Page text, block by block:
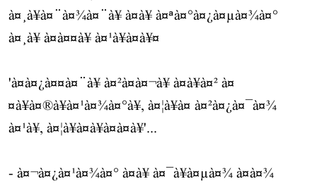
à¤¸à¥à¤¨à¤¾à¤¨à¥ à¤à¥ à¤ªà¤°à¤¿à¤µà¤¾à¤°
à¤¸à¥ à¤à¤¤à¥ à¤¹à¥à¤à¥¤
'à¤à¤¿à¤¤à¤¨à¥ à¤²à¤à¤¬à¥ à¤à¥à¤² à¤
¤à¥à¤®à¥à¤¹à¤¾à¤°à¥, à¤¦à¥à¤ à¤²à¤¿à¤¯à¤¾
à¤¹à¥, à¤¦à¥à¤à¥à¤à¤à¥'...
- à¤¬à¤¿à¤¹à¤¾à¤° à¤à¥ à¤¯à¥à¤µà¤¾ à¤à¤¾